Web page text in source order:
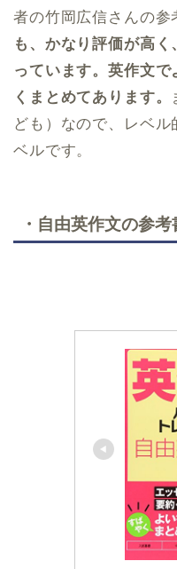
者の竹岡広信さんの参
も、かなり評価が高
っています。英作文で
くまとめてあります。
ども）なので、レベ
ベルです。
・自由英作文の参考